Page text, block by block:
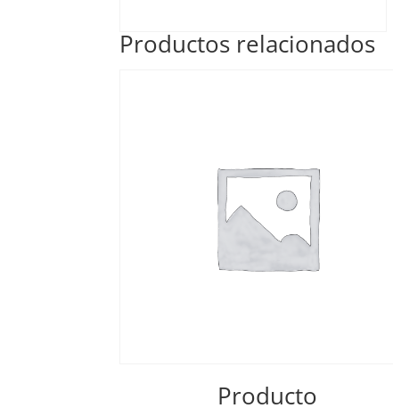
Productos relacionados
Producto